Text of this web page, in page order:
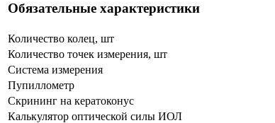
Обязательные характеристики
Количество колец, шт
Количество точек измерения, шт
Система измерения
Пупиллометр
Скрининг на кератоконус
Калькулятор оптической силы ИОЛ